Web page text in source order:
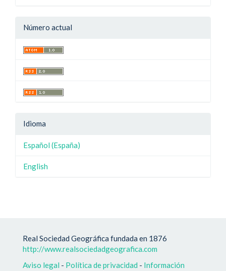
Número actual
Idioma
Español (España)
English
Real Sociedad Geográfica fundada en 1876
http://www.realsociedadgeografica.com
Aviso legal - Política de privacidad - Información